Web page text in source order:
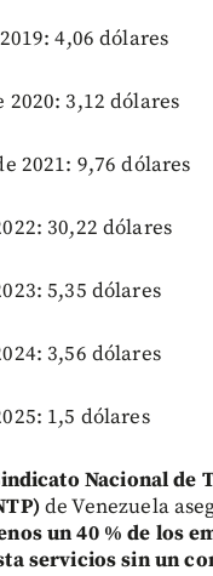
4,06 dólares
2020: 3,12 dólares
2021: 9,76 dólares
30,22 dólares
5,35 dólares
3,56 dólares
1,5 dólares
Nacional de
de Venezuela
un 40 % de los
servicios sin un